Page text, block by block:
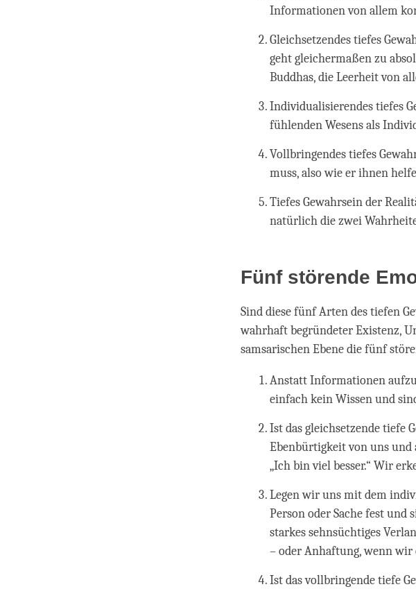
Informationen von allem
Gleichsetzendes tiefes
geht gleichermaßen zu
Buddhas, die Leerheit von
Individualisierendes tiefes
fühlenden Wesens als
Vollbringendes tiefes
muss, also wie er ihnen
Tiefes Gewahrsein der
natürlich die zwei
Fünf störende
Sind diese fünf Arten des tiefen
wahrhaft begründeter Existenz,
samsarischen Ebene die fünf
Anstatt Informationen
einfach kein Wissen und
Ist das gleichsetzende tiefe
Ebenbürtigkeit von uns
„Ich bin viel besser.“ Wir
Legen wir uns mit dem
Person oder Sache fest
starkes sehnsüchtiges
– oder Anhaftung, wenn wir
Ist das vollbringende tiefe